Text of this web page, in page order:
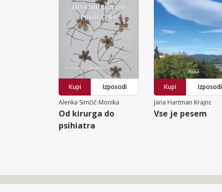
Kupi
Izposodi
Alenka Simčič-Monika
Od kirurga do
psihiatra
Kupi
Izposodi
Jana Hartman Krajnc
Vse je pesem